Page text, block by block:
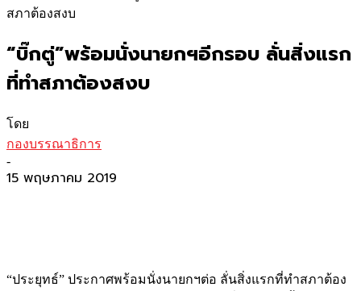
สภาต้องสงบ
“บิ๊กตู่”พร้อมนั่งนายกฯอีกรอบ ลั่นสิ่งแรก
ที่ทำสภาต้องสงบ
โดย
กองบรรณาธิการ
-
15 พฤษภาคม 2019
“ประยุทธ์” ประกาศพร้อมนั่งนายกฯต่อ ลั่นสิ่งแรกที่ทำสภาต้อง